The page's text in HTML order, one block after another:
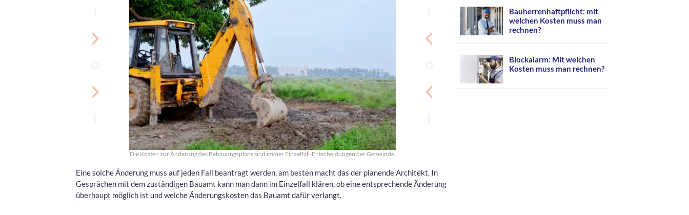
Die Kosten zur Änderung des Bebauungsplans sind immer Einzelfall-Entscheidungen der Gemeinde.
Eine solche Änderung muss auf jeden Fall beantragt werden, am besten macht das der planende Architekt. In
Gesprächen mit dem zuständigen Bauamt kann man dann im Einzelfall klären, ob eine entsprechende Änderung
überhaupt möglich ist und welche Änderungskosten das Bauamt dafür verlangt.
Bauherrenhaftpflicht: mit
welchen Kosten muss man
rechnen?
Blockalarm: Mit welchen
Kosten muss man rechnen?